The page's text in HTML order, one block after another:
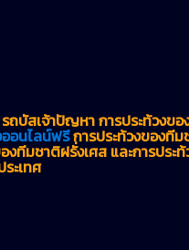
บัสเจ้าปัญหา การประท้วงข
อนไลน์ฟรีการประท้วงของที
ทีมชาติฝรั่งเศส และการประ
ะเทศ